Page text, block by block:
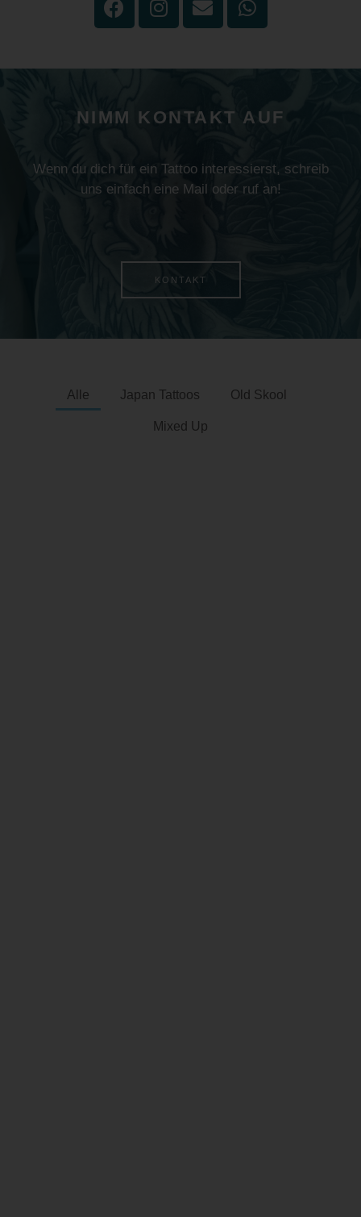
NIMM KONTAKT AUF
Wenn du dich für ein Tattoo interessierst, schreib
uns einfach eine Mail oder ruf an!
KONTAKT
Alle Japan Tattoos Old Skool
Mixed Up